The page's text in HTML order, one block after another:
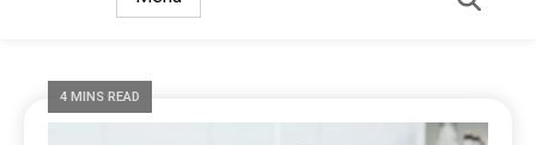
4 MINS READ